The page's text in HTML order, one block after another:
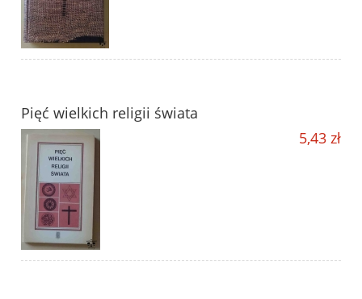
Pięć wielkich religii świata
5,43 zł